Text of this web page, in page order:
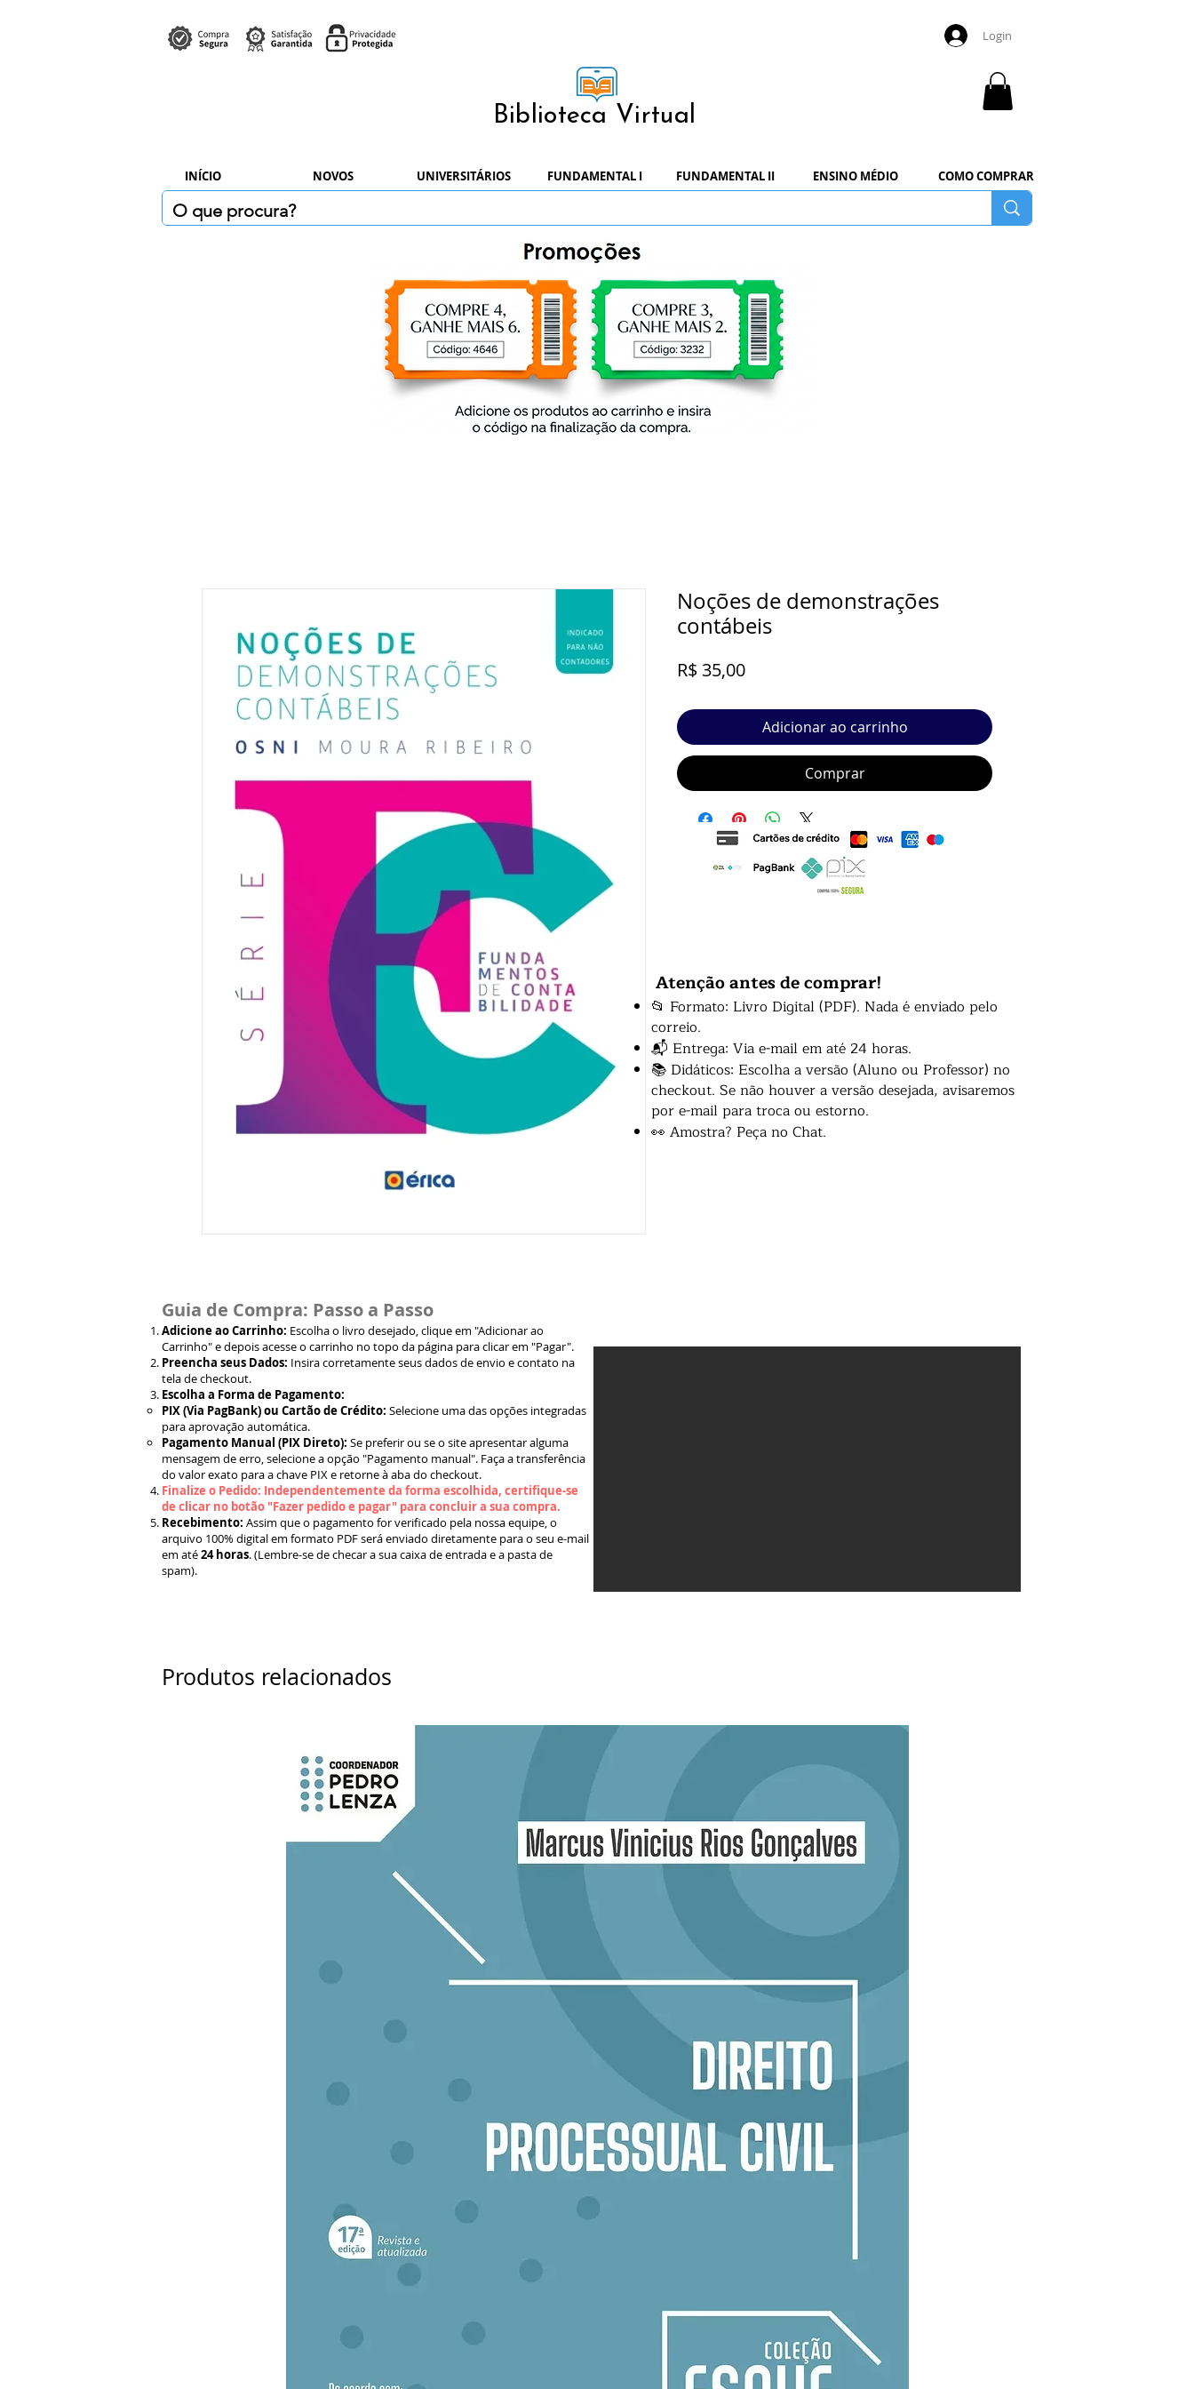
Login
Biblioteca Virtual
INÍCIO NOVOS UNIVERSITÁRIOS FUNDAMENTAL I FUNDAMENTAL II ENSINO MÉDIO COMO COMPRAR
Noções de demonstrações
contábeis
R$ 35,00Preço
Adicionar ao carrinho
Comprar
Atenção antes de comprar!
📂 Formato: Livro Digital (PDF). Nada é enviado pelo
correio.
📬 Entrega: Via e-mail em até 24 horas.
📚 Didáticos: Escolha a versão (Aluno ou Professor) no
checkout. Se não houver a versão desejada, avisaremos
por e-mail para troca ou estorno.
👀 Amostra? Peça no Chat.
Guia de Compra: Passo a Passo
Adicione ao Carrinho: Escolha o livro desejado, clique em "Adicionar ao
Carrinho" e depois acesse o carrinho no topo da página para clicar em "Pagar".
Preencha seus Dados: Insira corretamente seus dados de envio e contato na
tela de checkout.
Escolha a Forma de Pagamento:
PIX (Via PagBank) ou Cartão de Crédito: Selecione uma das opções integradas
para aprovação automática.
Pagamento Manual (PIX Direto): Se preferir ou se o site apresentar alguma
mensagem de erro, selecione a opção "Pagamento manual". Faça a transferência
do valor exato para a chave PIX e retorne à aba do checkout.
Finalize o Pedido: Independentemente da forma escolhida, certifique-se
de clicar no botão "Fazer pedido e pagar" para concluir a sua compra.
Recebimento: Assim que o pagamento for verificado pela nossa equipe, o
arquivo 100% digital em formato PDF será enviado diretamente para o seu e-mail
em até24 horas. (Lembre-se de checar a sua caixa de entrada e a pasta de
spam).
Produtos relacionados